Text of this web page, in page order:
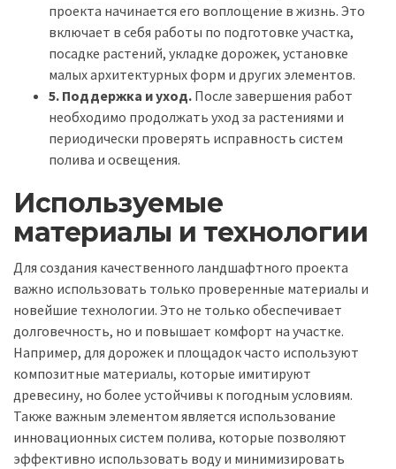
проекта начинается его воплощение в жизнь. Это
включает в себя работы по подготовке участка,
посадке растений, укладке дорожек, установке
малых архитектурных форм и других элементов.
5. Поддержка и уход. После завершения работ
необходимо продолжать уход за растениями и
периодически проверять исправность систем
полива и освещения.
Используемые
материалы и технологии
Для создания качественного ландшафтного проекта
важно использовать только проверенные материалы и
новейшие технологии. Это не только обеспечивает
долговечность, но и повышает комфорт на участке.
Например, для дорожек и площадок часто используют
композитные материалы, которые имитируют
древесину, но более устойчивы к погодным условиям.
Также важным элементом является использование
инновационных систем полива, которые позволяют
эффективно использовать воду и минимизировать